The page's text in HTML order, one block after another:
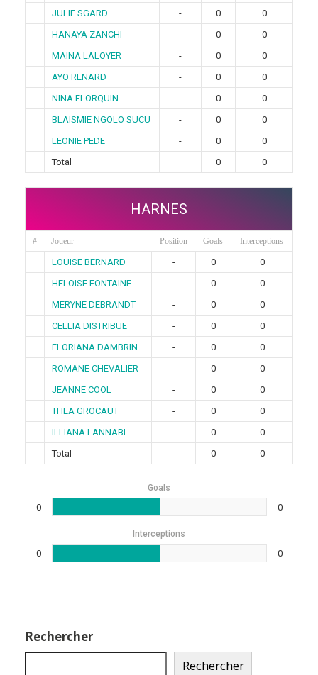
JULIE SGARD
- 0
0
HANAYA ZANCHI
- 0
0
MAINA LALOYER
- 0
0
AYO RENARD
- 0
0
NINA FLORQUIN
- 0
0
BLAISMIE NGOLO SUCU
- 0
0
LEONIE PEDE
- 0
0
Total
0 0
HARNES
# Joueur Position Goals Interceptions
LOUISE BERNARD - 0
0
HELOISE FONTAINE
- 0
0
MERYNE DEBRANDT
- 0
0
CELLIA DISTRIBUE
- 0
0
FLORIANA DAMBRIN
- 0
0
ROMANE CHEVALIER
- 0
0
JEANNE COOL
- 0
0
THEA GROCAUT
- 0
0
ILLIANA LANNABI
- 0
0
Total
0 0
Goals
0 0
Interceptions
0 0
Rechercher
Rechercher